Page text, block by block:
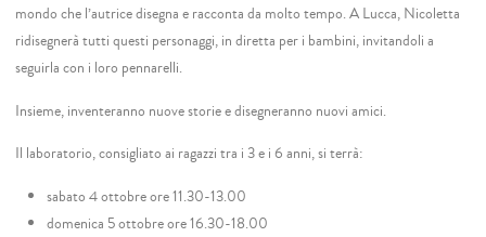
mondo che l’autrice disegna e racconta da molto tempo. A Lucca, Nicoletta
ridisegnerà tutti questi personaggi, in diretta per i bambini, invitandoli a
seguirla con i loro pennarelli.
Insieme, inventeranno nuove storie e disegneranno nuovi amici.
Il laboratorio, consigliato ai ragazzi tra i 3 e i 6 anni, si terrà:
sabato 4 ottobre ore 11.30-13.00
domenica 5 ottobre ore 16.30-18.00